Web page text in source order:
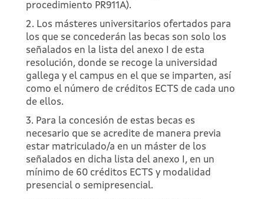
procedimiento PR911A).
2. Los másteres universitarios ofertados para
los que se concederán las becas son solo los
señalados en la lista del anexo I de esta
resolución, donde se recoge la universidad
gallega y el campus en el que se imparten, así
como el número de créditos ECTS de cada uno
de ellos.
3. Para la concesión de estas becas es
necesario que se acredite de manera previa
estar matriculado/a en un máster de los
señalados en dicha lista del anexo I, en un
mínimo de 60 créditos ECTS y modalidad
presencial o semipresencial.